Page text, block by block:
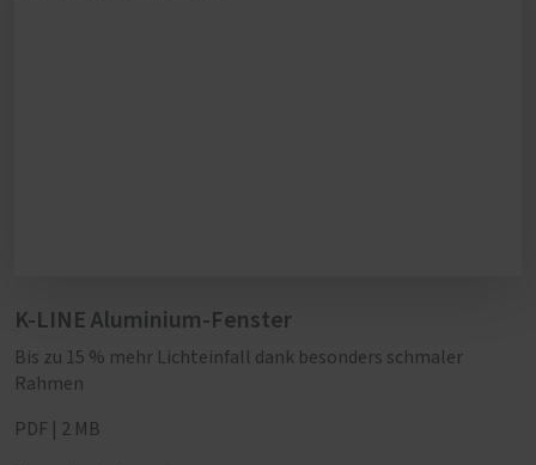
K-LINE Aluminium-Fenster
Bis zu 15 % mehr Lichteinfall dank besonders schmaler
Rahmen
PDF | 2 MB